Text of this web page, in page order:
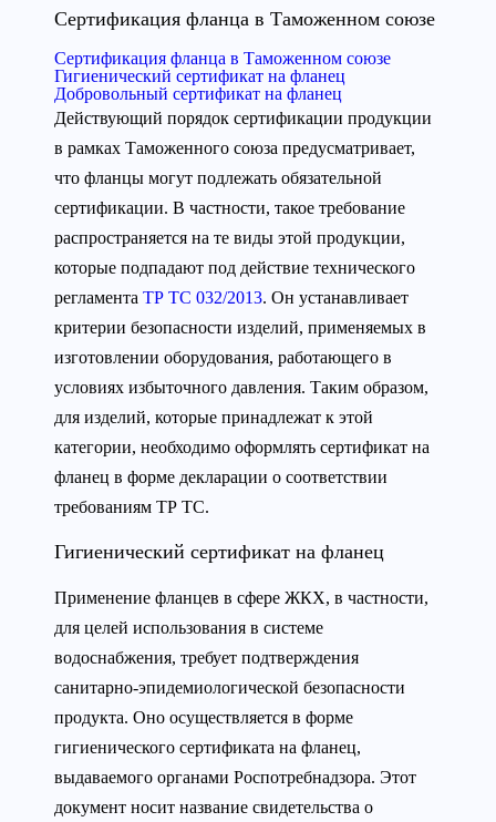
Сертификация фланца в Таможенном союзе
Сертификация фланца в Таможенном союзе
Гигиенический сертификат на фланец
Добровольный сертификат на фланец
Действующий порядок сертификации продукции
в рамках Таможенного союза предусматривает,
что фланцы могут подлежать обязательной
сертификации. В частности, такое требование
распространяется на те виды этой продукции,
которые подпадают под действие технического
регламента ТР ТС 032/2013. Он устанавливает
критерии безопасности изделий, применяемых в
изготовлении оборудования, работающего в
условиях избыточного давления. Таким образом,
для изделий, которые принадлежат к этой
категории, необходимо оформлять сертификат на
фланец в форме декларации о соответствии
требованиям ТР ТС.
Гигиенический сертификат на фланец
Применение фланцев в сфере ЖКХ, в частности,
для целей использования в системе
водоснабжения, требует подтверждения
санитарно-эпидемиологической безопасности
продукта. Оно осуществляется в форме
гигиенического сертификата на фланец,
выдаваемого органами Роспотребнадзора. Этот
документ носит название свидетельства о